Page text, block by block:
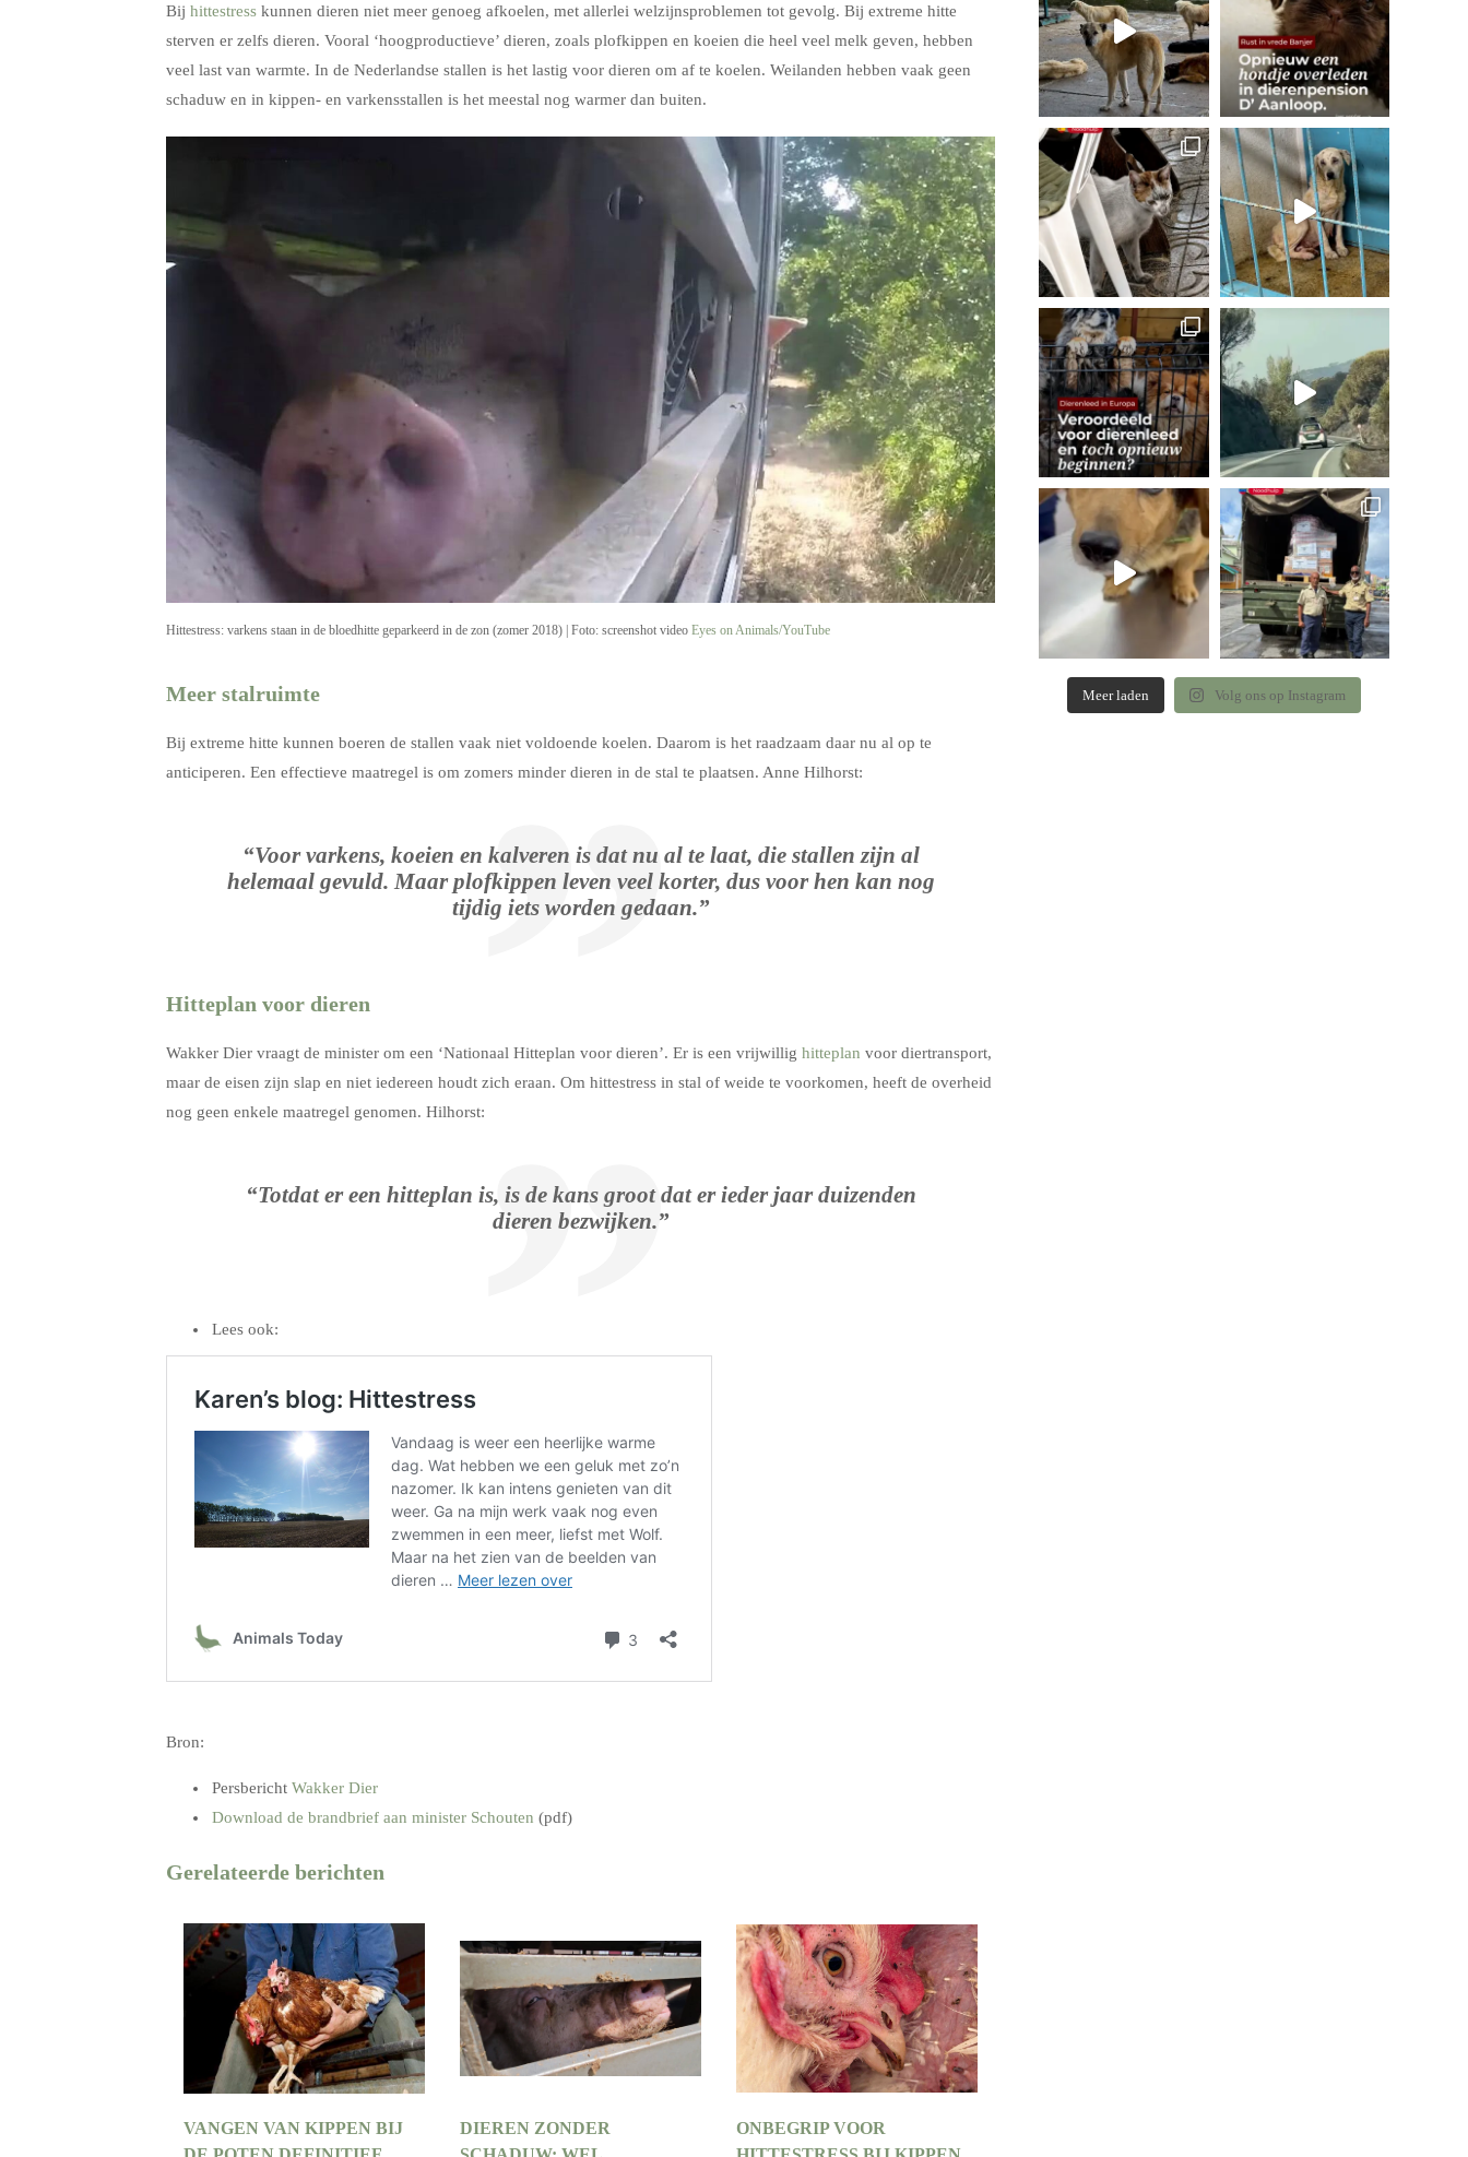
Bij hittestress kunnen dieren niet meer genoeg afkoelen, met allerlei welzijnsproblemen tot gevolg. Bij extreme hitte
sterven er zelfs dieren. Vooral ‘hoogproductieve’ dieren, zoals plofkippen en koeien die heel veel melk geven, hebben
veel last van warmte. In de Nederlandse stallen is het lastig voor dieren om af te koelen. Weilanden hebben vaak geen
schaduw en in kippen- en varkensstallen is het meestal nog warmer dan buiten.
Hittestress: varkens staan in de bloedhitte geparkeerd in de zon (zomer 2018) | Foto: screenshot video Eyes on Animals/YouTube
Meer stalruimte
Bij extreme hitte kunnen boeren de stallen vaak niet voldoende koelen. Daarom is het raadzaam daar nu al op te
anticiperen. Een effectieve maatregel is om zomers minder dieren in de stal te plaatsen. Anne Hilhorst:
“Voor varkens, koeien en kalveren is dat nu al te laat, die stallen zijn al
helemaal gevuld. Maar plofkippen leven veel korter, dus voor hen kan nog
tijdig iets worden gedaan.”
Hitteplan voor dieren
Wakker Dier vraagt de minister om een ‘Nationaal Hitteplan voor dieren’. Er is een vrijwillig hitteplan voor diertransport,
maar de eisen zijn slap en niet iedereen houdt zich eraan. Om hittestress in stal of weide te voorkomen, heeft de overheid
nog geen enkele maatregel genomen. Hilhorst:
“Totdat er een hitteplan is, is de kans groot dat er ieder jaar duizenden
dieren bezwijken.”
Lees ook:
Bron:
Persbericht Wakker Dier
Download de brandbrief aan minister Schouten (pdf)
Gerelateerde berichten
VANGEN VAN KIPPEN BIJ
DIEREN ZONDER
ONBEGRIP VOOR
Meer laden Volg ons op Instagram